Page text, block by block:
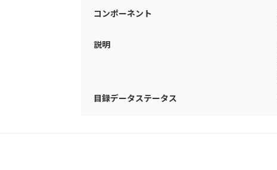
コンポーネント
説明
目録データステータス